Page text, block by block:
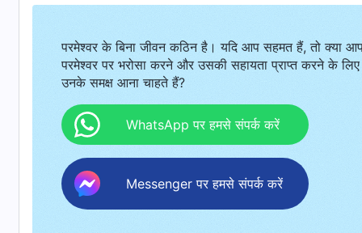
मर्ज़ी ईश-पिता की और इंसानियत के लिए।
परमेश्वर के काम की ज़रूरत है
कि वो करे, कहे खुद ही,
क्योंकि इंसान उसे मदद कर सकता ही नहीं,
परमेश्वर ने सहे बहुत दर्द अपने कामों के लिए।
परमेश्वर के बिना जीवन कठिन है। यदि आप सहमत हैं, तो क्या
परमेश्वर पर भरोसा करने और उसकी सहायता प्राप्त करने के लिए
उनके समक्ष आना चाहते हैं?
WhatsApp पर हमसे संपर्क करें
Messenger पर हमसे संपर्क करें